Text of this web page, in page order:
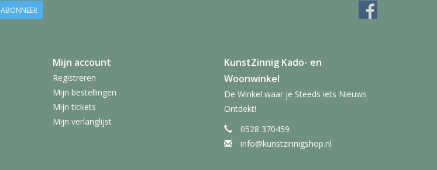
ABONNEER
Mijn account
Registreren
Mijn bestellingen
Mijn tickets
Mijn verlanglijst
KunstZinnig Kado- en
Woonwinkel
De Winkel waar je Steeds iets Nieuws
Ontdekt!
0528 370459
info@kunstzinnigshop.nl